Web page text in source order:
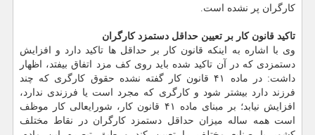
كارگران پر نشده است.
تاكید قانون كار بر تعیین حداقل دستمزد كارگران
وی با اشاره به اینكه قانون كار بر حداقل ها تاكید دارد و افزایش
دستمزدی كه در آن تاكید شده باید روی كف مزد اتفاق بیفتد، اظهار
داشت: در ماده ۴۱ قانون كار گفته نشده حقوق كارگری كه چند
فرزند دارد بیشتر شود و كارگری كه مجرد است یا فرزندی ندارد،
افزایش نیابد؛ بر مبنای ماده ۴۱ قانون كار، شورایعالی كار موظف
است همه ساله میزان حداقل دستمزد كارگران در نقاط مختلف